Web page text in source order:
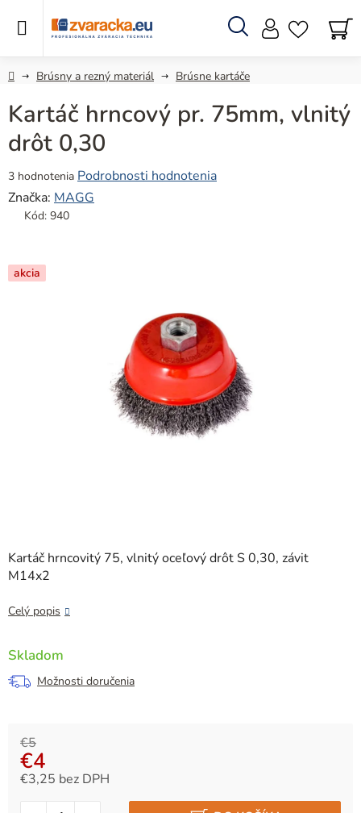
Hľadať
DomovBrúsny a rezný materiál Brúsne kartáče
Kartáč hrncovitý 75, vlnitý oceľový drôt S 0,30, závit
M14x2
Celý popis
Skladom
Možnosti doručenia
€5
€4
€3,25 bez DPH
Kartáč hrncový pr. 75mm, vlnitý
drôt 0,30
Priemerné
hodnotenie
produktu
z
5
3 hodnotenia Podrobnosti hodnotenia
Značka: MAGG
Kód: 940
akcia